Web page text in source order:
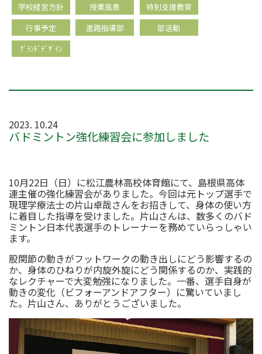
学校経営方針
授業風景
特別支援教育
行事予定
進路指導部
部活動
ｸﾞﾗﾝﾄﾞﾃﾞｻﾞｲﾝ
2023. 10.24
バドミントン強化練習会に参加しました
10月22日（日）に松江農林高校体育館にて、島根県高体
連主催の強化練習会がありました。今回は元トップ選手で
現理学療法士の片山卓哉さんをお招きして、身体の使い方
に着目した指導を受けました。片山さんは、数多くのバド
ミントン日本代表選手のトレーナーを務めていらっしゃい
ます。
股関節の動きがフットワークの動き出しにどう影響するの
か、身体のひねりが内旋外旋にどう関係するのか、実践的
なレクチャーで大変勉強になりました。一番、選手自身が
動きの変化（ビフォーアンドアフター）に驚いていまし
た。片山さん、ありがとうございました。